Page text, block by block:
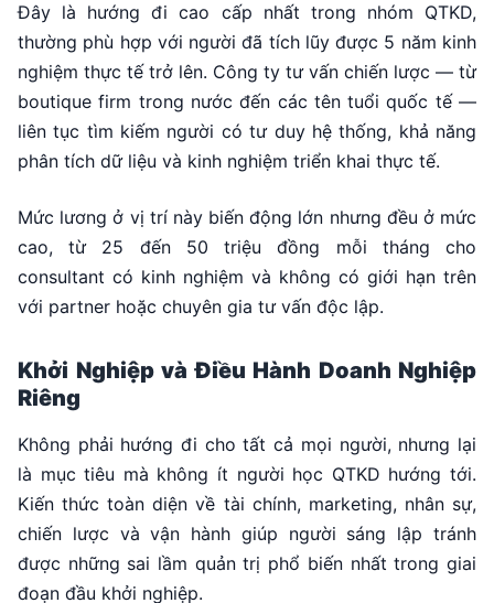
Đây là hướng đi cao cấp nhất trong nhóm QTKD,
thường phù hợp với người đã tích lũy được 5 năm kinh
nghiệm thực tế trở lên. Công ty tư vấn chiến lược — từ
boutique firm trong nước đến các tên tuổi quốc tế —
liên tục tìm kiếm người có tư duy hệ thống, khả năng
phân tích dữ liệu và kinh nghiệm triển khai thực tế.
Mức lương ở vị trí này biến động lớn nhưng đều ở mức
cao, từ 25 đến 50 triệu đồng mỗi tháng cho
consultant có kinh nghiệm và không có giới hạn trên
với partner hoặc chuyên gia tư vấn độc lập.
Khởi Nghiệp và Điều Hành Doanh Nghiệp
Riêng
Không phải hướng đi cho tất cả mọi người, nhưng lại
là mục tiêu mà không ít người học QTKD hướng tới.
Kiến thức toàn diện về tài chính, marketing, nhân sự,
chiến lược và vận hành giúp người sáng lập tránh
được những sai lầm quản trị phổ biến nhất trong giai
đoạn đầu khởi nghiệp.